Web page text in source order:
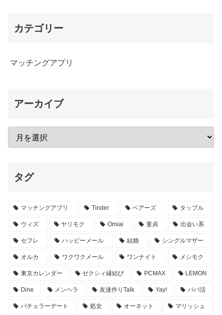
カテゴリー
マッチングアプリ
アーカイブ
タグ
マッチングアプリ Tinder ペアーズ タップル
ウィズ ヤリモク Omiai 童貞 出会い系
セフレ ハッピーメール 結婚 シングルマザー
オルカ ワクワクメール ワンナイト メシモク
東京カレンダー ゼクシィ縁結び PCMAX LEMON
Dine メンヘラ 友達作りTalk Yay! パパ活
バチェラーデート 処女 オーネット マリッシュ